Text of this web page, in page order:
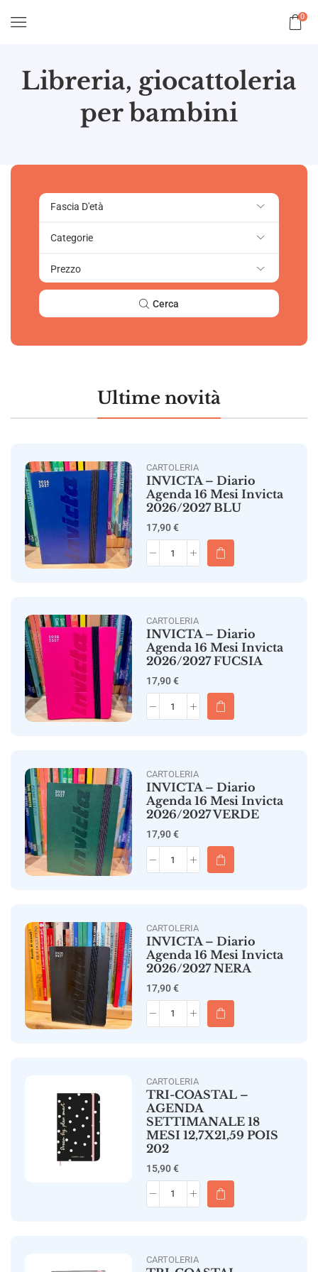
0
Libreria, giocattoleria
per bambini
Fascia D'età
Categorie
Prezzo
Cerca
Ultime novità
CARTOLERIA
INVICTA – Diario
Agenda 16 Mesi Invicta
2026/2027 BLU
17,90€
CARTOLERIA
INVICTA – Diario
Agenda 16 Mesi Invicta
2026/2027 FUCSIA
17,90€
CARTOLERIA
INVICTA – Diario
Agenda 16 Mesi Invicta
2026/2027 VERDE
17,90€
CARTOLERIA
INVICTA – Diario
Agenda 16 Mesi Invicta
2026/2027 NERA
17,90€
CARTOLERIA
TRI-COASTAL –
AGENDA
SETTIMANALE 18
MESI 12,7X21,59 POIS
202
15,90€
CARTOLERIA